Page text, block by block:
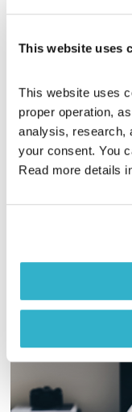
This website uses
This website uses
proper operation,
analysis, research,
your consent. You
Read more details